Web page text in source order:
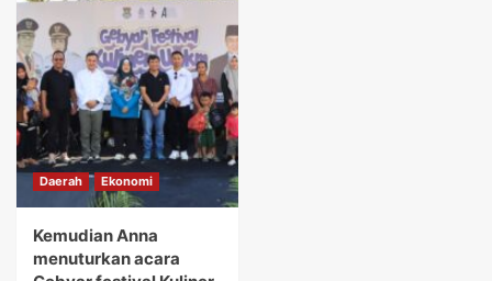
Daerah Ekonomi
Kemudian Anna
menuturkan acara